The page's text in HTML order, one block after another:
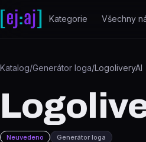
Přeskočit na obsah
Kategorie Všechny
Katalog/Generátor loga/LogoliveryAI
Neuvedeno Generátor loga